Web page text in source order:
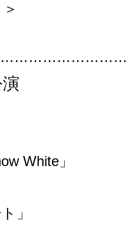
White 」
」